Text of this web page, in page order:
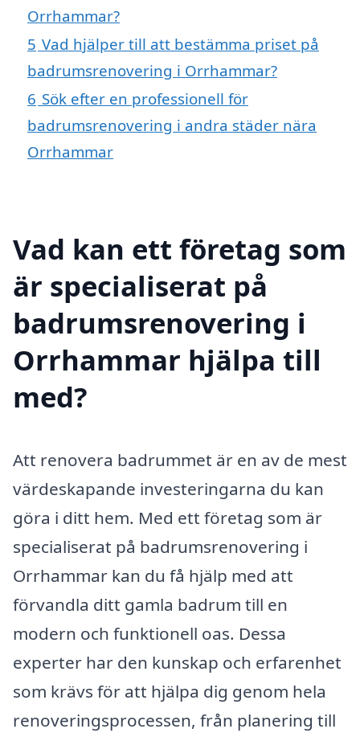
Orrhammar?
5 Vad hjälper till att bestämma priset på
badrumsrenovering i Orrhammar?
6 Sök efter en professionell för
badrumsrenovering i andra städer nära
Orrhammar
Vad kan ett företag som
är specialiserat på
badrumsrenovering i
Orrhammar hjälpa till
med?
Att renovera badrummet är en av de mest
värdeskapande investeringarna du kan
göra i ditt hem. Med ett företag som är
specialiserat på badrumsrenovering i
Orrhammar kan du få hjälp med att
förvandla ditt gamla badrum till en
modern och funktionell oas. Dessa
experter har den kunskap och erfarenhet
som krävs för att hjälpa dig genom hela
renoveringsprocessen, från planering till